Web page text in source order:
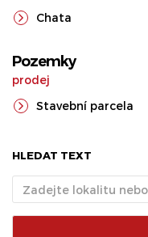
Chata
Pozemky
prodej
Stavební parcela
HLEDAT TEXT